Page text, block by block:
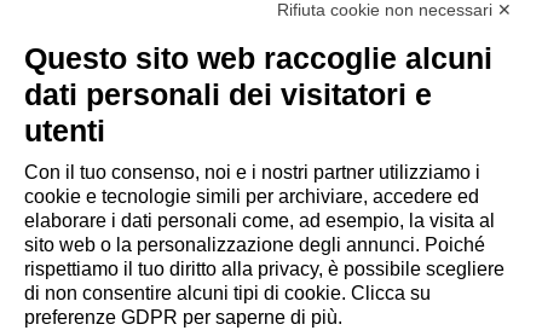
segreteria@lps.coop
INFORMAZIONI
Disclaimer
Rifiuta cookie non necessari ✕
Questo sito web raccoglie alcuni
dati personali dei visitatori e
utenti
Con il tuo consenso, noi e i nostri partner utilizziamo i
cookie e tecnologie simili per archiviare, accedere ed
elaborare i dati personali come, ad esempio, la visita al
sito web o la personalizzazione degli annunci. Poiché
rispettiamo il tuo diritto alla privacy, è possibile scegliere
di non consentire alcuni tipi di cookie. Clicca su
preferenze GDPR per saperne di più.